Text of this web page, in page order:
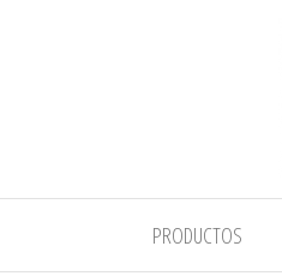
COMPEL
PRODUCTOS